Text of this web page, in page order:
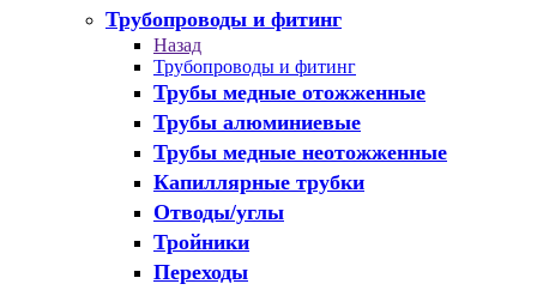
Трубопроводы и фитинг
Назад
Трубопроводы и фитинг
Трубы медные отожженные
Трубы алюминиевые
Трубы медные неотожженные
Капиллярные трубки
Отводы/углы
Тройники
Переходы